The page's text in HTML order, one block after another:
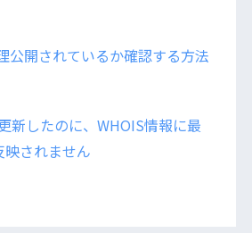
公開されているか確認する方法
新したのに、WHOIS情報に最
されません